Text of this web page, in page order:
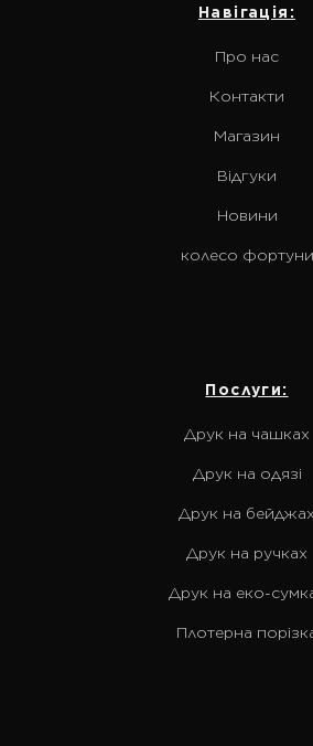
Навігація:
Про нас
Контакти
Магазин
Відгуки
Новини
колесо фортуни
Послуги:
Друк на чашках
Друк на одязі
Друк на бейджах
Друк на ручках
Друк на еко-
Плотерна